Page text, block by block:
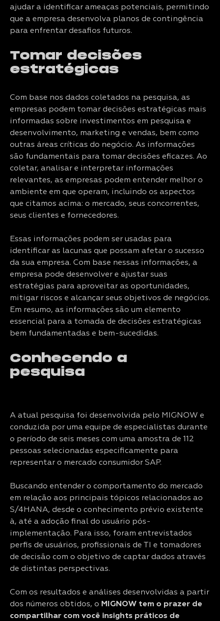
ajudar a identificar ameaças potenciais, permitindo
que a empresa desenvolva planos de contingência
para enfrentar desafios futuros.
Tomar decisões
estratégicas
Com base nos dados coletados na pesquisa, as
empresas podem tomar decisões estratégicas mais
informadas sobre investimentos em pesquisa e
desenvolvimento, marketing e vendas, bem como
outras áreas críticas do negócio. As informações
são fundamentais para tomar decisões eficazes. Ao
coletar, analisar e interpretar informações
relevantes, as empresas podem entender melhor o
ambiente em que operam, incluindo os aspectos
que citamos acima: o mercado, seus concorrentes,
seus clientes e fornecedores.
Essas informações podem ser usadas para
identificar as lacunas que possam afetar o sucesso
da sua empresa. Com base nessas informações, a
empresa pode desenvolver e ajustar suas
estratégias para aproveitar as oportunidades,
mitigar riscos e alcançar seus objetivos de negócios.
Em resumo, as informações são um elemento
essencial para a tomada de decisões estratégicas
bem fundamentadas e bem-sucedidas.
Conhecendo a
pesquisa
A atual pesquisa foi desenvolvida pelo MIGNOW e
conduzida por uma equipe de especialistas durante
o período de seis meses com uma amostra de 112
pessoas selecionadas especificamente para
representar o mercado consumidor SAP.
Buscando entender o comportamento do mercado
em relação aos principais tópicos relacionados ao
S/4HANA, desde o conhecimento prévio existente
à, até a adoção final do usuário pós-
implementação. Para isso, foram entrevistados
perfis de usuários, profissionais de TI e tomadores
de decisão com o objetivo de captar dados através
de distintas perspectivas.
Com os resultados e análises desenvolvidas a partir
dos números obtidos, o MIGNOW tem o prazer de
compartilhar com você insights práticos de